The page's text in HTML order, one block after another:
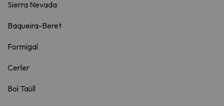
Sierra Nevada
Baqueira-Beret
Formigal
Cerler
Boí Taüll